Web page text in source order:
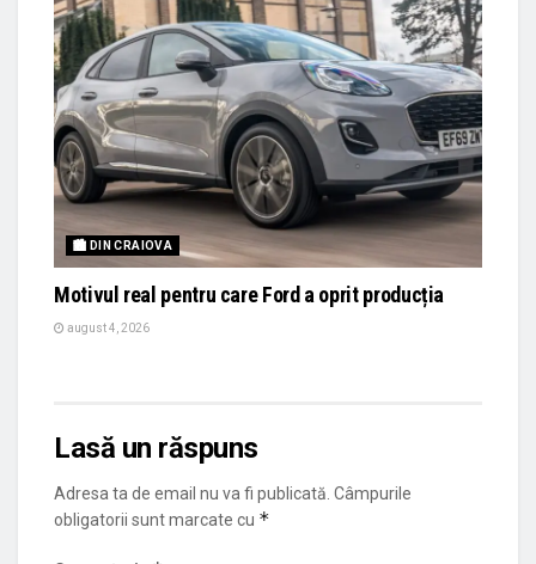
🏙 DIN CRAIOVA
Motivul real pentru care Ford a oprit producția
august 4, 2026
Lasă un răspuns
Adresa ta de email nu va fi publicată. Câmpurile
obligatorii sunt marcate cu *